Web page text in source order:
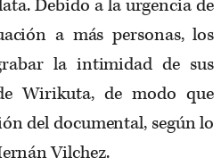
Debido a la urgencia de
a más personas, los
la intimidad de sus
Wirikuta, de modo que
del documental, según lo
Vilchez.